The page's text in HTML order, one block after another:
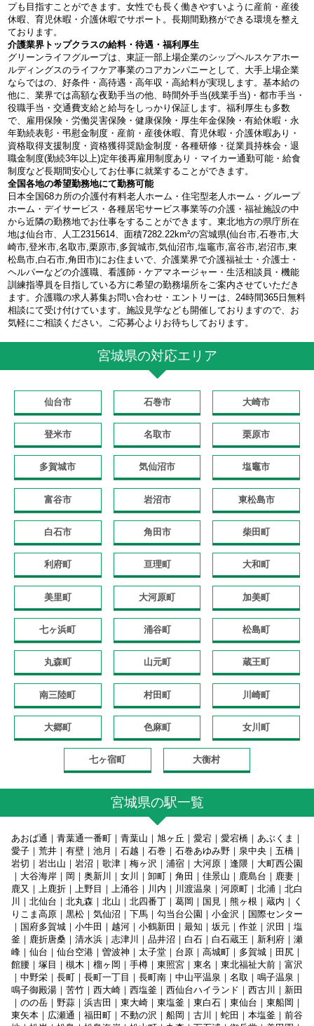
プも目指すことができます。女性でも長く働きやすいように産前・産後
休暇、育児休暇・介護休暇でサポート。長期間勤務ができる環境を整え
ております。
介護業界トップクラスの給料・待遇・福利厚生
グリーンライフグループは、東証一部上場企業のシップヘルスケアホー
ルディングスのライフケア事業のコアカンパニーとして、大手上場企業
ならではの、好条件・高待遇・高年収・高給料が実現します。基本給の
他に、業界では高額な夜勤手当の他、時間外手当(残業手当)・都市手当・
役職手当・交通費支給と給与をしっかり保証します。福利厚生も多数
で、雇用保険・労働災害保険・健康保険・厚生年金保険・有給休暇・永
年勤続表彰・弔慰金制度・産前・産後休暇、育児休暇・介護休暇あり・
資格取得支援制度・資格獲得奨励金制度・各種研修・従業員持株会・退
職金制度(勤続3年以上)定年後再雇用制度あり・マイカー通勤可能・給食
制度など長期間安心してお仕事に就業することができます。
全国各地の希望勤務地にて勤務可能
日本全国68カ所の介護付有料老人ホーム・住宅型老人ホーム・グループ
ホーム・デイサービス・各種居宅サービス事業等の介護・福祉施設の中
から近隣の勤務地でお仕事をすることができます。東北地方の県庁所在
地は仙台市、人工2315614、面積7282.22km²の宮城県(仙台市,石巻市,大
崎市,登米市,名取市,栗原市,多賀城市,気仙沼市,塩竈市,富谷市,岩沼市,東
松島市,白石市,角田市)にお住まいで、介護業界で介護福祉士・介護士・
ヘルパーなどの介護職、看護師・ケアマネージャー・生活相談員・機能
訓練指導員を目指している方に希望の勤務場所をご案内させていただき
ます。介護職の求人募集お問い合わせ・エントリーは、24時間365日無料
相談にて受け付けています。施設見学なども開催しておりますので、お
気軽にご相談ください。ご応募心よりお待ちしております。
宮城県の対応エリア
仙台市 石巻市 大崎市
登米市 名取市 栗原市
多賀城市 気仙沼市 塩竈市
富谷市 岩沼市 東松島市
白石市 角田市 柴田町
利府町 亘理町 大和町
美里町 大河原町 加美町
七ヶ浜町 涌谷町 松島町
丸森町 山元町 蔵王町
南三陸町 村田町 川崎町
大郷町 色麻町 女川町
七ヶ宿町 大衡村
宮城県の駅一覧
あおば通｜青葉通一番町｜青葉山｜旭ヶ丘｜愛宕｜愛宕橋｜あぶくま｜
愛子｜荒井｜有壁｜池月｜石越｜石巻｜石巻あゆみ野｜泉中央｜五橋｜
岩切｜岩出山｜岩沼｜歌津｜梅ヶ沢｜浦宿｜大河原｜逢隈｜大町西公園
｜大谷海岸｜岡｜奥新川｜女川｜卸町｜角田｜佳景山｜鹿島台｜鹿妻｜
鹿又｜上鹿折｜上野目｜上涌谷｜川内｜川渡温泉｜河原町｜北浦｜北白
川｜北仙台｜北丸森｜北山｜北四番丁｜葛岡｜国見｜熊ヶ根｜蔵内｜く
りこま高原｜黒松｜気仙沼｜下馬｜勾当台公園｜小金沢｜国際センター
｜国府多賀城｜小牛田｜越河｜小鶴新田｜最知｜坂元｜作並｜沢田｜塩
釜｜鹿折唐桑｜清水浜｜志津川｜品井沼｜白石｜白石蔵王｜新利府｜瀬
峰｜仙台｜仙台空港｜曽波神｜太子堂｜台原｜高城町｜多賀城｜田尻｜
館腰｜塚目｜槻木｜榴ヶ岡｜手樽｜東照宮｜東名｜東北福祉大前｜富沢
｜中野栄｜長町｜長町一丁目｜長町南｜中山平温泉｜名取｜鳴子温泉｜
鳴子御殿湯｜苦竹｜西大崎｜西塩釜｜西仙台ハイランド｜西古川｜新田
｜のの岳｜野蒜｜浜吉田｜東大崎｜東塩釜｜東白石｜東仙台｜東船岡｜
東矢本｜広瀬通｜福田町｜不動の沢｜船岡｜古川｜蛇田｜本塩釜｜前谷